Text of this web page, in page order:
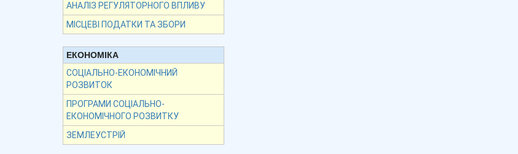
АНАЛІЗ РЕГУЛЯТОРНОГО ВПЛИВУ
МІСЦЕВІ ПОДАТКИ ТА ЗБОРИ
ЕКОНОМІКА
СОЦІАЛЬНО-ЕКОНОМІЧНИЙ
РОЗВИТОК
ПРОГРАМИ СОЦІАЛЬНО-
ЕКОНОМІЧНОГО РОЗВИТКУ
ЗЕМЛЕУСТРІЙ